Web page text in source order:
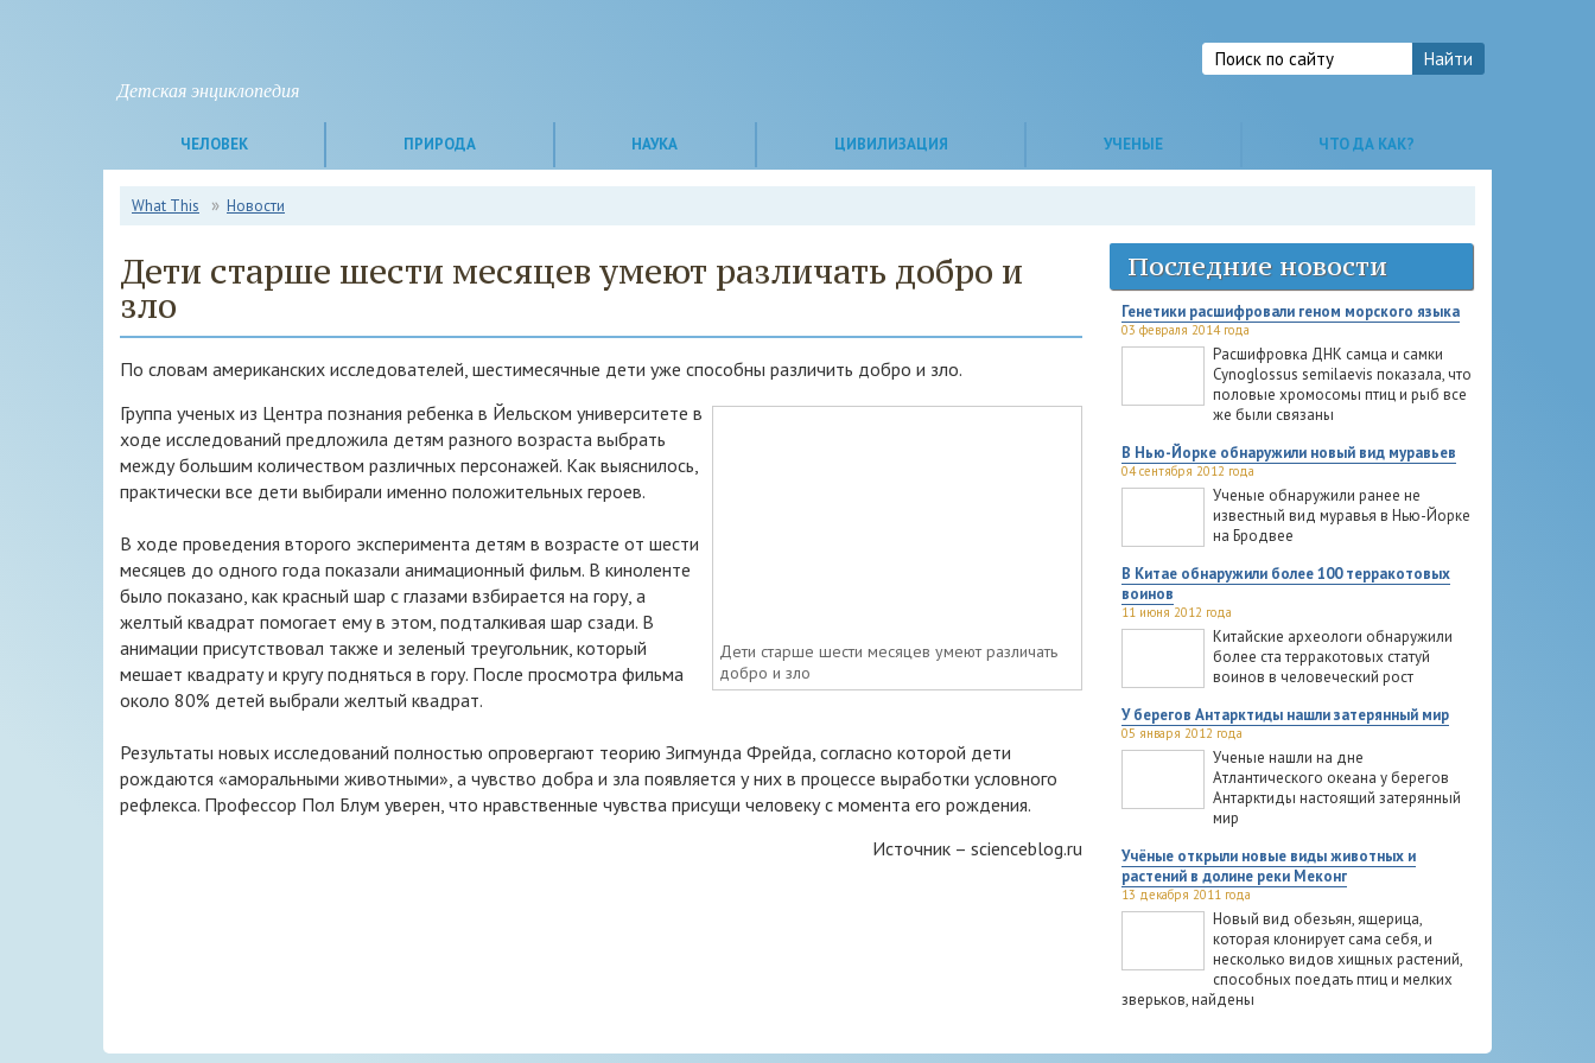
Детская энциклопедия
ЧЕЛОВЕК ПРИРОДА НАУКА ЦИВИЛИЗАЦИЯ УЧЕНЫЕ ЧТО ДА КАК?
What This Новости
Дети старше шести месяцев умеют различать добро и
зло
По словам американских исследователей, шестимесячные дети уже способны различить добро и зло.
Дети старше шести месяцев умеют различать
добро и зло
Группа ученых из Центра познания ребенка в Йельском университете в
ходе исследований предложила детям разного возраста выбрать
между большим количеством различных персонажей. Как выяснилось,
практически все дети выбирали именно положительных героев.
В ходе проведения второго эксперимента детям в возрасте от шести
месяцев до одного года показали анимационный фильм. В киноленте
было показано, как красный шар с глазами взбирается на гору, а
желтый квадрат помогает ему в этом, подталкивая шар сзади. В
анимации присутствовал также и зеленый треугольник, который
мешает квадрату и кругу подняться в гору. После просмотра фильма
около 80% детей выбрали желтый квадрат.
Результаты новых исследований полностью опровергают теорию Зигмунда Фрейда, согласно которой дети
рождаются «аморальными животными», а чувство добра и зла появляется у них в процессе выработки условного
рефлекса. Профессор Пол Блум уверен, что нравственные чувства присущи человеку с момента его рождения.
Источник – scienceblog.ru
Последние новости
Генетики расшифровали геном морского языка
03 февраля 2014 года
Расшифровка ДНК самца и самки
Cynoglossus semilaevis показала, что
половые хромосомы птиц и рыб все
же были связаны
В Нью-Йорке обнаружили новый вид муравьев
04 сентября 2012 года
Ученые обнаружили ранее не
известный вид муравья в Нью-Йорке
на Бродвее
В Китае обнаружили более 100 терракотовых
воинов
11 июня 2012 года
Китайские археологи обнаружили
более ста терракотовых статуй
воинов в человеческий рост
У берегов Антарктиды нашли затерянный мир
05 января 2012 года
Ученые нашли на дне
Атлантического океана у берегов
Антарктиды настоящий затерянный
мир
Учёные открыли новые виды животных и
растений в долине реки Меконг
13 декабря 2011 года
Новый вид обезьян, ящерица,
которая клонирует сама себя, и
несколько видов хищных растений,
способных поедать птиц и мелких
зверьков, найдены